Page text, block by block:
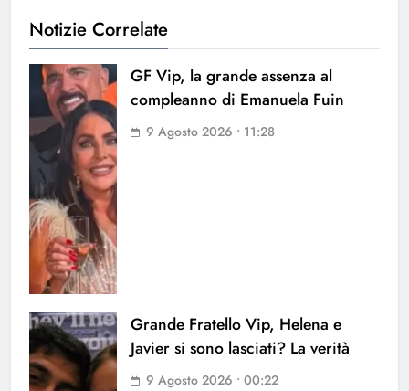
Notizie Correlate
GF Vip, la grande assenza al
compleanno di Emanuela Fuin
9 Agosto 2026 • 11:28
Grande Fratello Vip, Helena e
Javier si sono lasciati? La verità
9 Agosto 2026 • 00:22